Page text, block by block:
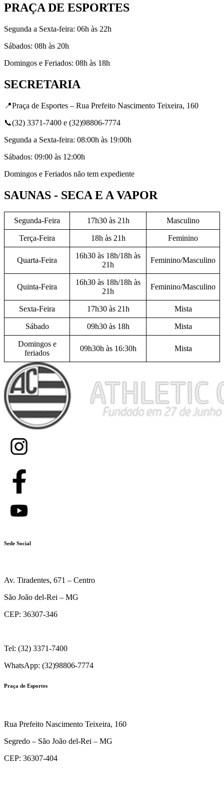
PRAÇA DE ESPORTES
Segunda a Sexta-feira: 06h às 22h
Sábados: 08h às 20h
Domingos e Feriados: 08h às 18h
SECRETARIA
📍Praça de Esportes – Rua Prefeito Nascimento Teixeira, 160
📞(32) 3371-7400 e (32)98806-7774
Segunda a Sexta-feira: 08:00h às 19:00h
Sábados: 09:00 às 12:00h
Domingos e Feriados não tem expediente
SAUNAS - SECA E A VAPOR
Segunda-Feira 17h30 às 21h Masculino
Terça-Feira 18h às 21h Feminino
Quarta-Feira
16h30 às 18h/18h às
21h
Feminino/Masculino
Quinta-Feira
16h30 às 18h/18h às
21h
Feminino/Masculino
Sexta-Feira 17h30 às 21h Mista
Sábado 09h30 às 18h Mista
Domingos e
feriados
09h30h às 16:30h Mista
Sede Social
Av. Tiradentes, 671 – Centro
São João del-Rei – MG
CEP: 36307-346
Tel: (32) 3371-7400
WhatsApp: (32)98806-7774
Praça de Esportes
Rua Prefeito Nascimento Teixeira, 160
Segredo – São João del-Rei – MG
CEP: 36307-404